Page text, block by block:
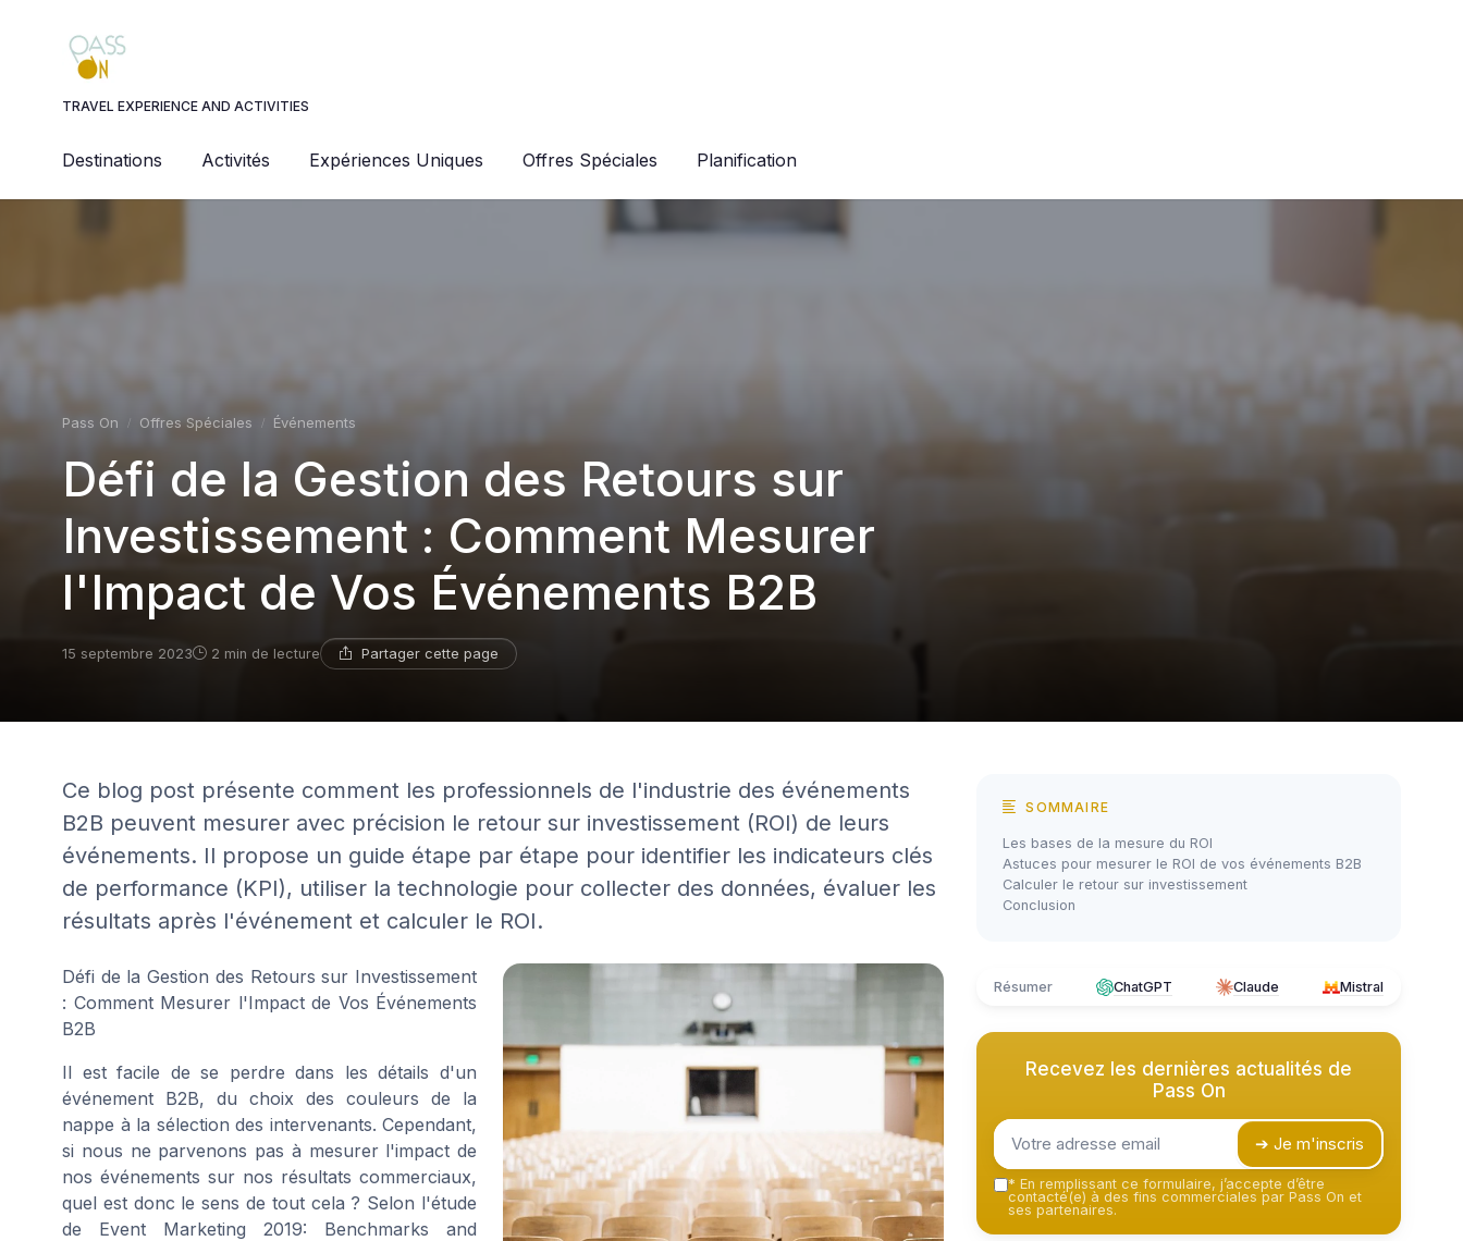
TRAVEL EXPERIENCE AND ACTIVITIES
Destinations Activités Expériences Uniques Offres Spéciales Planification
Pass On Offres Spéciales Événements
Défi de la Gestion des Retours sur
Investissement : Comment Mesurer
l'Impact de Vos Événements B2B
15 septembre 2023 2 min de lecture Partager cette page
Ce blog post présente comment les professionnels de l'industrie des événements
B2B peuvent mesurer avec précision le retour sur investissement (ROI) de leurs
événements. Il propose un guide étape par étape pour identifier les indicateurs clés
de performance (KPI), utiliser la technologie pour collecter des données, évaluer les
résultats après l'événement et calculer le ROI.
Défi de la Gestion des Retours sur Investissement
: Comment Mesurer l'Impact de Vos Événements
B2B
Il est facile de se perdre dans les détails d'un
événement B2B, du choix des couleurs de la
nappe à la sélection des intervenants. Cependant,
si nous ne parvenons pas à mesurer l'impact de
nos événements sur nos résultats commerciaux,
quel est donc le sens de tout cela ? Selon l'étude
de Event Marketing 2019: Benchmarks and
SOMMAIRE
Les bases de la mesure du ROI
Astuces pour mesurer le ROI de vos événements B2B
Calculer le retour sur investissement
Conclusion
Résumer ChatGPT Claude Mistral
Recevez les dernières actualités de
Pass On
➔ Je m'inscris
* En remplissant ce formulaire, j’accepte d’être
contacté(e) à des fins commerciales par Pass On et
ses partenaires.